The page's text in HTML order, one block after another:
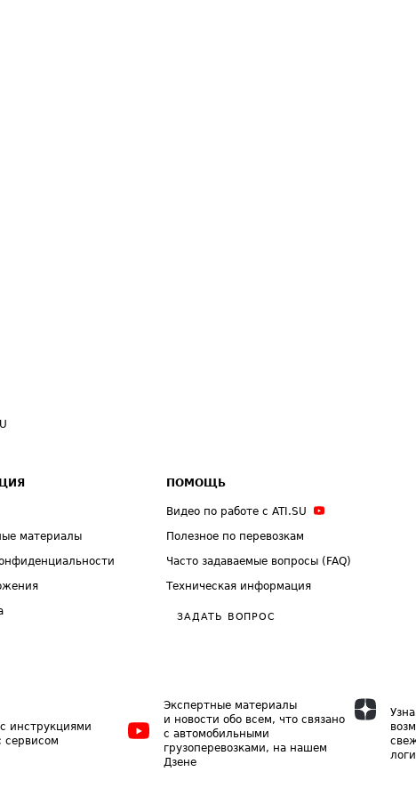
материалы
ПОМОЩЬ
Видео по работе с ATI.SU
Полезное по перевозкам
Часто задаваемые вопросы (FAQ)
Техническая информация
ЗАДАТЬ ВОПРОС
инструкциями
сервисом
Экспертные материалы
и новости обо всем, что связано
с автомобильными
грузоперевозками, на нашем
Дзене